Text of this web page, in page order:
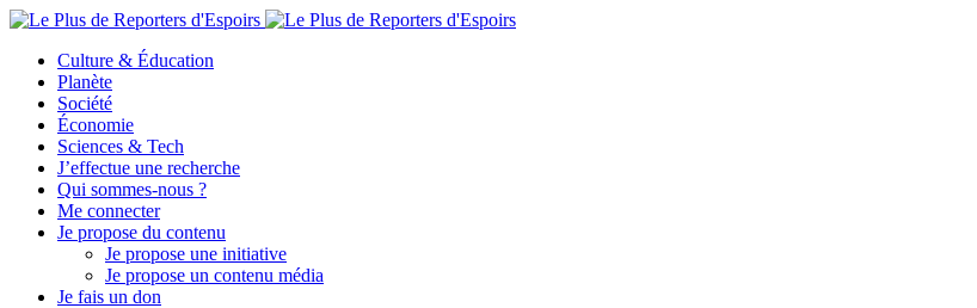
Culture & Éducation
Planète
Société
Économie
Sciences & Tech
J’effectue une recherche
Qui sommes-nous ?
Me connecter
Je propose du contenu
Je propose une initiative
Je propose un contenu média
Je fais un don